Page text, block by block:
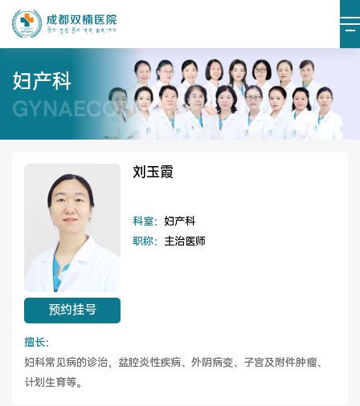
医院简介 医院文化
大事记
党建阵地
榜样力量
妇产科
GYNAECOLOGY
预约挂号
刘玉霞
科室： 妇产科
职称： 主治医师
擅长：
妇科常见病的诊治，盆腔炎性疾病、外阴病变、子宫及附件肿瘤、
计划生育等。